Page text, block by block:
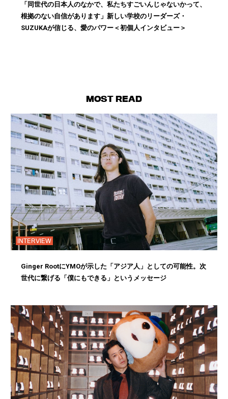
「同世代の日本人のなかで、私たちすごいんじゃないかって、
根拠のない自信があります」新しい学校のリーダーズ・
SUZUKAが信じる、愛のパワー＜初個人インタビュー＞
MOST READ
INTERVIEW
Ginger RootにYMOが示した「アジア人」としての可能性。次
世代に繋げる「僕にもできる」というメッセージ